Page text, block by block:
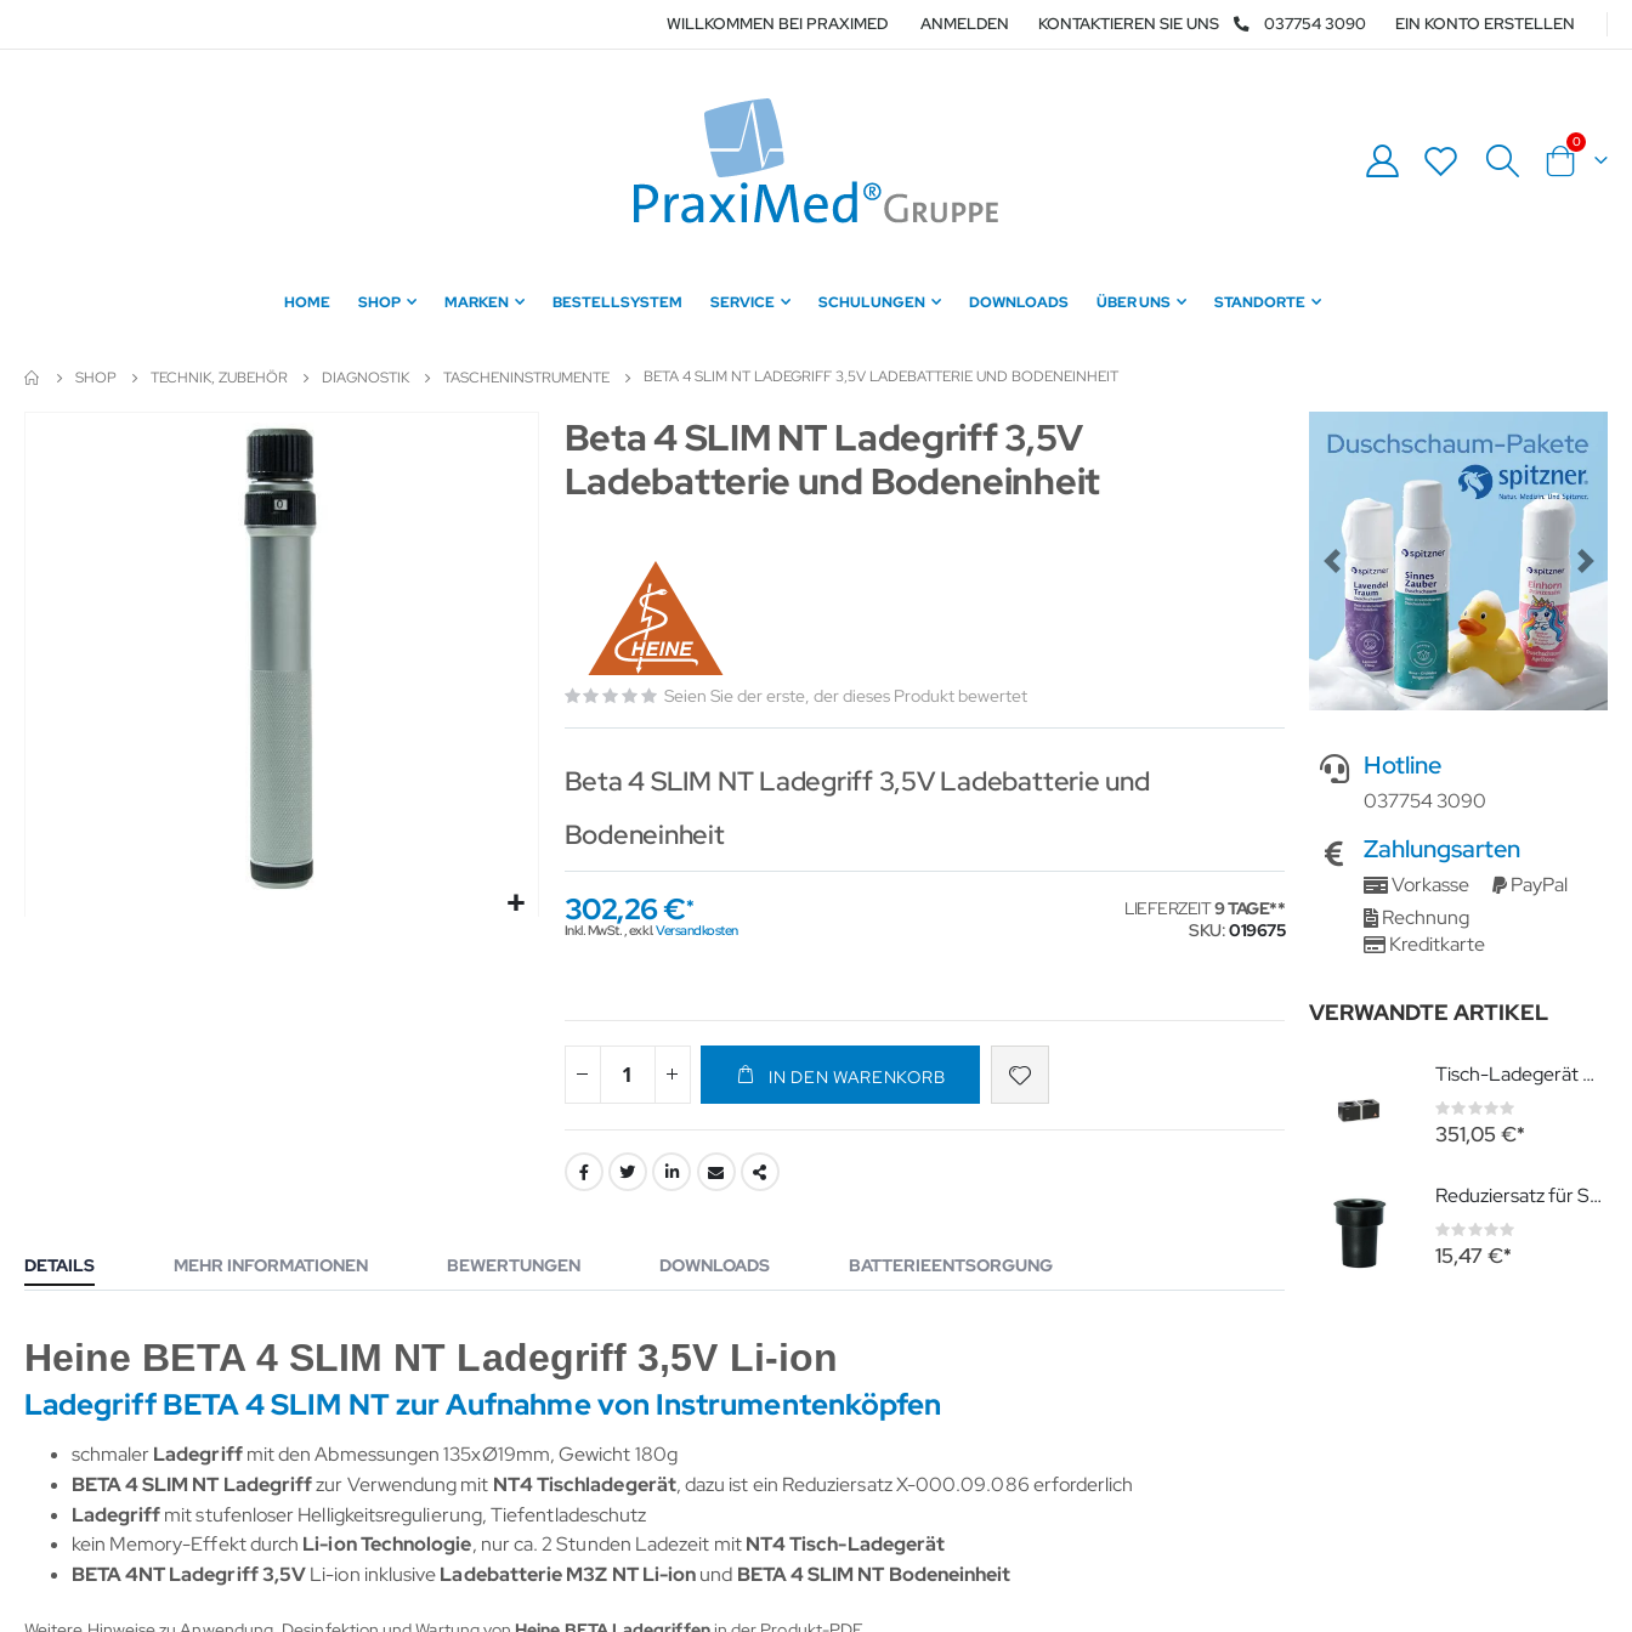
zum
WILLKOMMEN BEI PRAXIMED ANMELDEN KONTAKTIEREN SIE UNS 037754 3090 EIN KONTO ERSTELLEN
Warenkorb
0Artikel
HOME SHOP MARKEN BESTELLSYSTEM SERVICE SCHULUNGEN DOWNLOADS ÜBER UNS STANDORTE
SHOP TECHNIK, ZUBEHÖR DIAGNOSTIK TASCHENINSTRUMENTE BETA 4 SLIM NT LADEGRIFF 3,5V LADEBATTERIE UND BODENEINHEIT
Zum
Anfang
Bildergalerie
Beta 4 SLIM NT Ladegriff 3,5V
Ladebatterie und Bodeneinheit
Seien Sie der erste, der dieses Produkt bewertet
Beta 4 SLIM NT Ladegriff 3,5V Ladebatterie und
Bodeneinheit
302,26 €
Inkl. MwSt.,exkl.Versandkosten
LIEFERZEIT9 TAGE
SKU 019675
IN DEN WARENKORB
DETAILS
Heine BETA 4 SLIM NT Ladegriff 3,5V Li-ion
Ladegriff BETA 4 SLIM NT zur Aufnahme von Instrumentenköpfen
schmalerLadegriffmit den Abmessungen 135xØ19mm, Gewicht 180g
BETA 4 SLIM NT Ladegriffzur Verwendung mit NT4 Tischladegerät, dazu ist ein Reduziersatz X-000.09.086 erforderlich
Ladegriffmit stufenloser Helligkeitsregulierung, Tiefentladeschutz
kein Memory-Effekt durch Li-ion Technologie, nur ca. 2 Stunden Ladezeit mitNT4 Tisch-Ladegerät
BETA 4NT Ladegriff 3,5VLi-ion inklusiveLadebatterie M3Z NT Li-ionund BETA 4 SLIM NT Bodeneinheit
MEHR INFORMATIONEN BEWERTUNGEN DOWNLOADS BATTERIEENTSORGUNG
Previous Next
Hotline
037754 3090
Zahlungsarten
Vorkasse
PayPal
Rechnung
Kreditkarte
VERWANDTE ARTIKEL
Tisch-Ladegerät NT4
Rating:
0%
351,05 €
Reduziersatz für SLIM NT Ladegriffe 2 Stück
Rating:
0%
15,47 €